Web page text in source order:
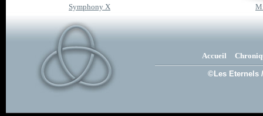
Symphony X
Accueil
©Les Eternels